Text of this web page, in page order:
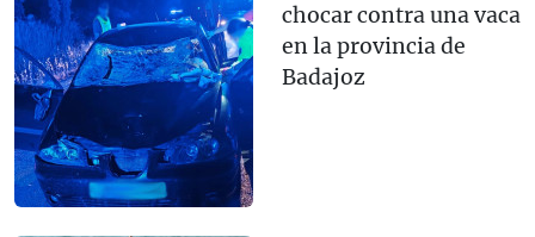
chocar contra una vaca
en la provincia de
Badajoz